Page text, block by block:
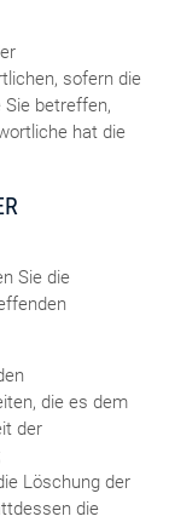
sofern die
Sie betreffen,
hat die
Sie die
die es dem
der
Löschung der
die